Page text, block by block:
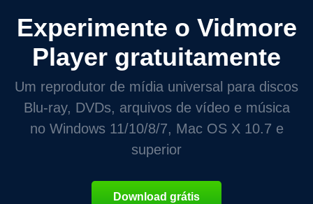
Experimente o Vidmore
Player gratuitamente
Um reprodutor de mídia universal para discos
Blu-ray, DVDs, arquivos de vídeo e música
no Windows 11/10/8/7, Mac OS X 10.7 e
superior
Download grátis